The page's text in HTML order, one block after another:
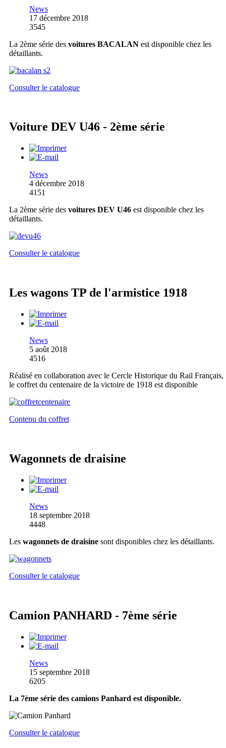
News
17 décembre 2018
3545
La 2ème série des voitures BACALAN est disponible chez les
détaillants.
Consulter le catalogue
Voiture DEV U46 - 2ème série
News
4 décembre 2018
4151
La 2ème série des voitures DEV U46 est disponible chez les
détaillants.
Consulter le catalogue
Les wagons TP de l'armistice 1918
News
5 août 2018
4516
Réalisé en collaboration avec le Cercle Historique du Rail Français,
le coffret du centenaire de la victoire de 1918 est disponible
Contenu du coffret
Wagonnets de draisine
News
18 septembre 2018
4448
Les wagonnets de draisine sont disponibles chez les détaillants.
Consulter le catalogue
Camion PANHARD - 7ème série
News
15 septembre 2018
6205
La 7ème série des camions Panhard est disponible.
Consulter le catalogue